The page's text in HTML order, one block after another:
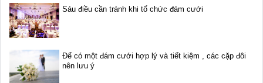
Sáu điều cần tránh khi tổ chức đám cưới
Để có một đám cưới hợp lý và tiết kiệm , các cặp đôi
nên lưu ý